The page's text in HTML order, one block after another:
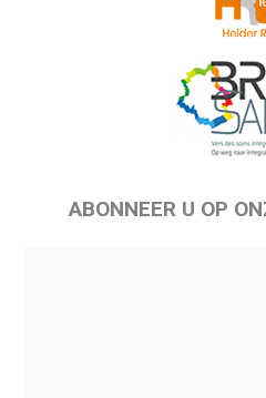
ABONNEER U OP